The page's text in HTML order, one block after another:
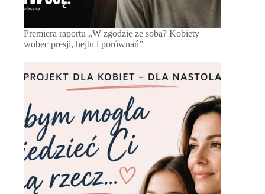
Premiera raportu „W zgodzie ze sobą? Kobiety
wobec presji, hejtu i porównań”